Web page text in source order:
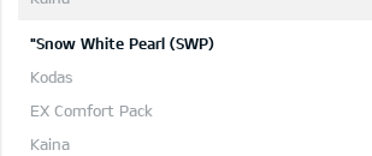
"Snow White Pearl (SWP)